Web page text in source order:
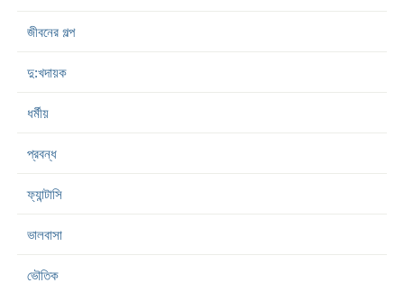
জীবনের গল্প
দু:খদায়ক
ধর্মীয়
প্রবন্ধ
ফ্যান্টাসি
ভালবাসা
ভৌতিক